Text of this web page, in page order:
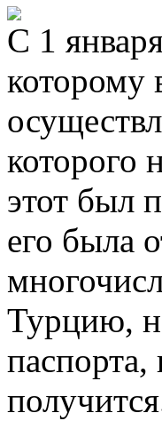
С 1
которому
которого
этот был
его была
Турцию,